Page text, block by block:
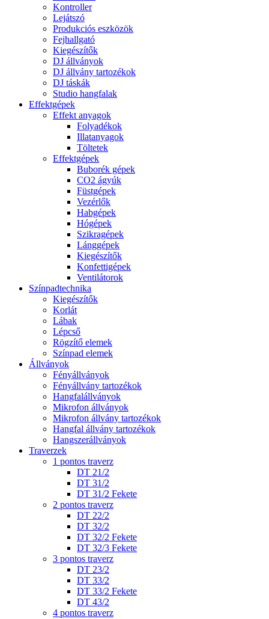
Kontroller
Lejátszó
Produkciós eszközök
Fejhallgató
Kiegészítők
DJ állványok
DJ állvány tartozékok
DJ táskák
Studio hangfalak
Effektgépek
Effekt anyagok
Folyadékok
Illatanyagok
Töltetek
Effektgépek
Buborék gépek
CO2 ágyúk
Füstgépek
Vezérlők
Habgépek
Hógépek
Szikragépek
Lánggépek
Kiegészítők
Konfettigépek
Ventilátorok
Színpadtechnika
Kiegészítők
Korlát
Lábak
Lépcső
Rögzítő elemek
Színpad elemek
Állványok
Fényállványok
Fényállvány tartozékok
Hangfalállványok
Mikrofon állványok
Mikrofon állvány tartozékok
Hangfal állvány tartozékok
Hangszerállványok
Traverzek
1 pontos traverz
DT 21/2
DT 31/2
DT 31/2 Fekete
2 pontos traverz
DT 22/2
DT 32/2
DT 32/2 Fekete
DT 32/3 Fekete
3 pontos traverz
DT 23/2
DT 33/2
DT 33/2 Fekete
DT 43/2
4 pontos traverz